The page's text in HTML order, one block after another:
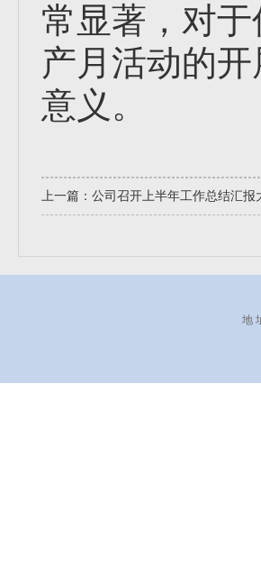
常显著，对
产月活动的
意义。
上一篇： 公司召开上半年工作总结汇报
地